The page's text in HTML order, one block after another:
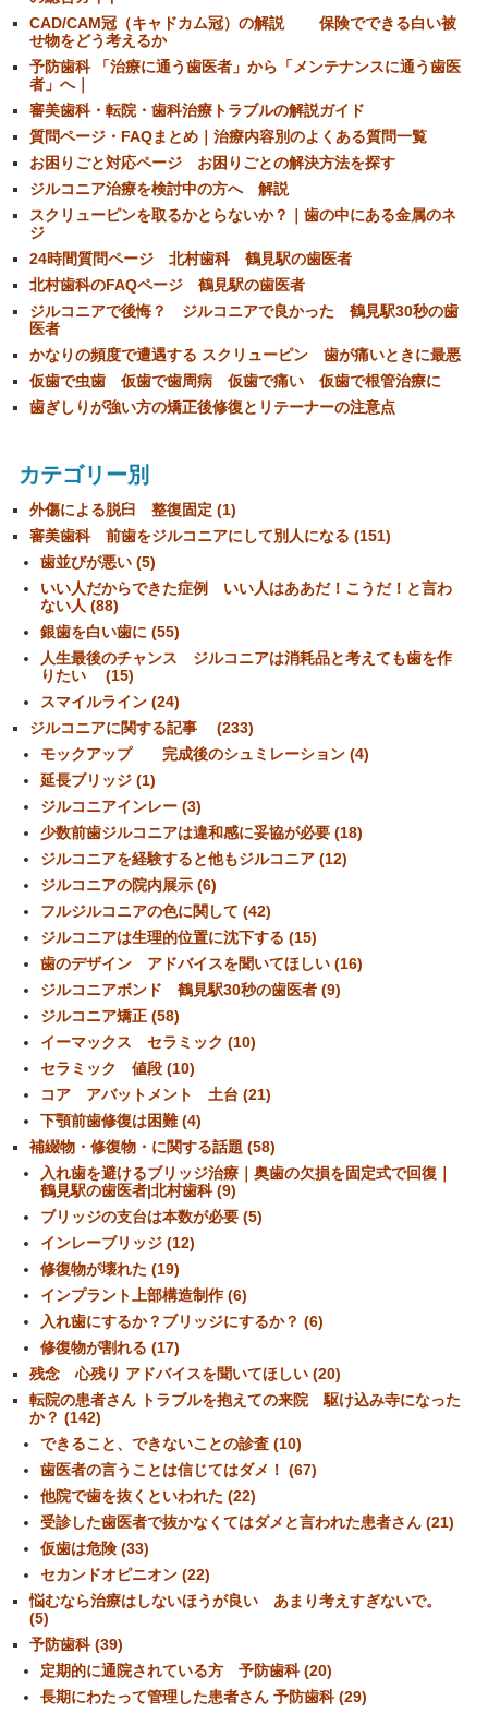
CAD/CAM冠（キャドカム冠）の解説 保険でできる白い被
せ物をどう考えるか
予防歯科 「治療に通う歯医者」から「メンテナンスに通う歯医
者」へ｜
審美歯科・転院・歯科治療トラブルの解説ガイド
質問ページ・FAQまとめ｜治療内容別のよくある質問一覧
お困りごと対応ページ お困りごとの解決方法を探す
ジルコニア治療を検討中の方へ 解説
スクリューピンを取るかとらないか？｜歯の中にある金属のネ
ジ
24時間質問ページ 北村歯科 鶴見駅の歯医者
北村歯科のFAQページ 鶴見駅の歯医者
ジルコニアで後悔？ ジルコニアで良かった 鶴見駅30秒の歯
医者
かなりの頻度で遭遇する スクリューピン 歯が痛いときに最悪
仮歯で虫歯 仮歯で歯周病 仮歯で痛い 仮歯で根管治療に
歯ぎしりが強い方の矯正後修復とリテーナーの注意点
カテゴリー別
外傷による脱臼 整復固定 (1)
審美歯科 前歯をジルコニアにして別人になる (151)
歯並びが悪い (5)
いい人だからできた症例 いい人はああだ！こうだ！と言わ
ない人 (88)
銀歯を白い歯に (55)
人生最後のチャンス ジルコニアは消耗品と考えても歯を作
りたい (15)
スマイルライン (24)
ジルコニアに関する記事 (233)
モックアップ 完成後のシュミレーション (4)
延長ブリッジ (1)
ジルコニアインレー (3)
少数前歯ジルコニアは違和感に妥協が必要 (18)
ジルコニアを経験すると他もジルコニア (12)
ジルコニアの院内展示 (6)
フルジルコニアの色に関して (42)
ジルコニアは生理的位置に沈下する (15)
歯のデザイン アドバイスを聞いてほしい (16)
ジルコニアボンド 鶴見駅30秒の歯医者 (9)
ジルコニア矯正 (58)
イーマックス セラミック (10)
セラミック 値段 (10)
コア アバットメント 土台 (21)
下顎前歯修復は困難 (4)
補綴物・修復物・に関する話題 (58)
入れ歯を避けるブリッジ治療｜奥歯の欠損を固定式で回復｜
鶴見駅の歯医者|北村歯科 (9)
ブリッジの支台は本数が必要 (5)
インレーブリッジ (12)
修復物が壊れた (19)
インプラント上部構造制作 (6)
入れ歯にするか？ブリッジにするか？ (6)
修復物が割れる (17)
残念 心残り アドバイスを聞いてほしい (20)
転院の患者さん トラブルを抱えての来院 駆け込み寺になった
か？ (142)
できること、できないことの診査 (10)
歯医者の言うことは信じてはダメ！ (67)
他院で歯を抜くといわれた (22)
受診した歯医者で抜かなくてはダメと言われた患者さん (21)
仮歯は危険 (33)
セカンドオピニオン (22)
悩むなら治療はしないほうが良い あまり考えすぎないで。
(5)
予防歯科 (39)
定期的に通院されている方 予防歯科 (20)
長期にわたって管理した患者さん 予防歯科 (29)